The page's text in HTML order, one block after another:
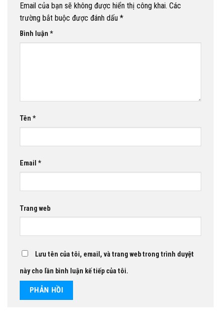
Email của bạn sẽ không được hiển thị công khai. Các
trường bắt buộc được đánh dấu *
Bình luận *
Tên *
Email *
Trang web
Lưu tên của tôi, email, và trang web trong trình duyệt
này cho lần bình luận kế tiếp của tôi.